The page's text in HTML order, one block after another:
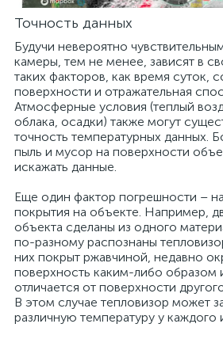
Точность данных
Будучи невероятно
камеры, тем не менее, зависят в
таких факторов, как время суток,
поверхности и отражательная
Атмосферные условия (теплый
облака, осадки) также могут
точность температурных данных.
пыль и мусор на поверхности
искажать данные.
Еще один фактор погрешности –
покрытия на объекте. Например,
объекта сделаны из одного
по-разному распознаны
них покрыт ржавчиной, недавно
поверхность каким-либо образом
отличается от поверхности
В этом случае тепловизор может
различную температуру у каждого